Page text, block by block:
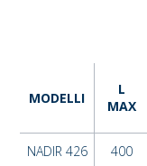
MODELLI
L
MAX
NADIR 426 400